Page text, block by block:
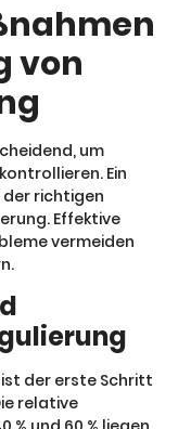
von
um
Ein
richtigen
Effektive
vermeiden
der erste Schritt
relative